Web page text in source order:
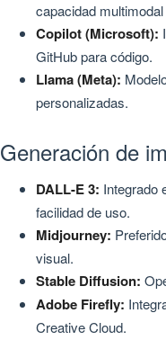
capacidad
Copilot (Microsoft):
GitHub para código.
Llama (Meta):
personalizadas.
Generación de
DALL-E 3: Integrado
facilidad de uso.
Midjourney:
visual.
Stable Diffusion:
Adobe Firefly:
Creative Cloud.